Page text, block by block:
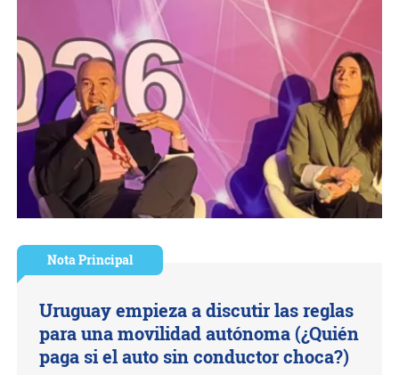
Nota Principal
Uruguay empieza a discutir las reglas
para una movilidad autónoma (¿Quién
paga si el auto sin conductor choca?)